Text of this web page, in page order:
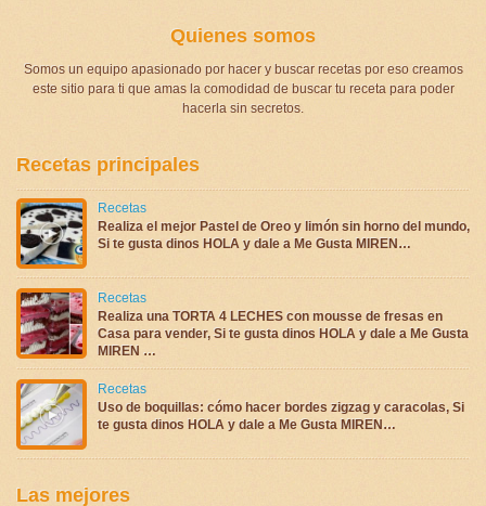
Quienes somos
Somos un equipo apasionado por hacer y buscar recetas por eso creamos
este sitio para ti que amas la comodidad de buscar tu receta para poder
hacerla sin secretos.
Recetas principales
Recetas
Realiza el mejor Pastel de Oreo y limón sin horno del mundo,
Si te gusta dinos HOLA y dale a Me Gusta MIREN…
Recetas
Realiza una TORTA 4 LECHES con mousse de fresas en
Casa para vender, Si te gusta dinos HOLA y dale a Me Gusta
MIREN …
Recetas
Uso de boquillas: cómo hacer bordes zigzag y caracolas, Si
te gusta dinos HOLA y dale a Me Gusta MIREN…
Las mejores